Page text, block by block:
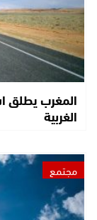
المغرب يطلق
الغربية
مجتمع